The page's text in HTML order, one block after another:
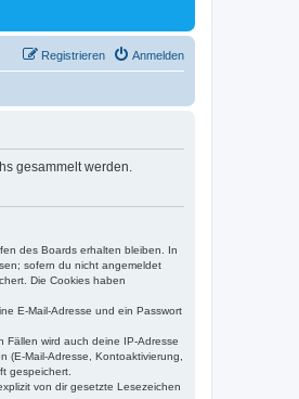
Anmelden
Registrieren
gesammelt werden.
des Boards erhalten bleiben. In
sofern du nicht angemeldet
Die Cookies haben
E-Mail-Adresse und ein Passwort
wird auch deine IP-Adresse
(E-Mail-Adresse, Kontoaktivierung,
gespeichert.
von dir gesetzte Lesezeichen